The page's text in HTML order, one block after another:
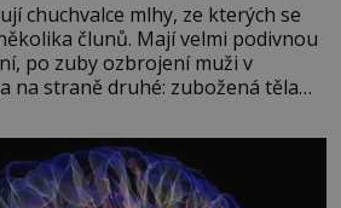
chuchvalce mlhy, ze kterých se
člunů. Mají velmi podivnou
po zuby ozbrojení muži v
na straně druhé: zubožená těla
Je jaro roku 1945, druhá
ke konci. Jezero Stolpsee